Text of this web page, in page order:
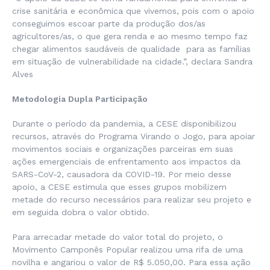
crise sanitária e econômica que vivemos, pois com o apoio
conseguimos escoar parte da produção dos/as
agricultores/as, o que gera renda e ao mesmo tempo faz
chegar alimentos saudáveis de qualidade para as famílias
em situação de vulnerabilidade na cidade.”, declara Sandra
Alves
Metodologia Dupla Participação
Durante o período da pandemia, a CESE disponibilizou
recursos, através do Programa Virando o Jogo, para apoiar
movimentos sociais e organizações parceiras em suas
ações emergenciais de enfrentamento aos impactos da
SARS-CoV-2, causadora da COVID-19. Por meio desse
apoio, a CESE estimula que esses grupos mobilizem
metade do recurso necessários para realizar seu projeto e
em seguida dobra o valor obtido.
Para arrecadar metade do valor total do projeto, o
Movimento Camponês Popular realizou uma rifa de uma
novilha e angariou o valor de R$ 5.050,00. Para essa ação